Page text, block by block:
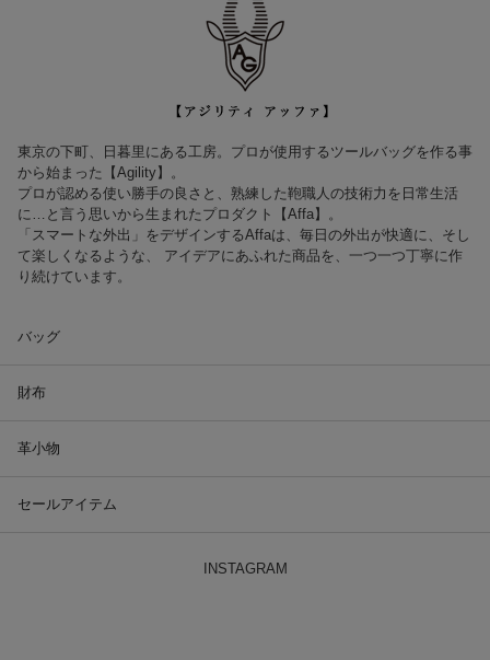
東京の下町、日暮里にある工房。プロが使用するツールバッグを作る事
から始まった【Agility】。
プロが認める使い勝手の良さと、熟練した鞄職人の技術力を日常生活
に…と言う思いから生まれたプロダクト【Affa】。
「スマートな外出」をデザインするAffaは、毎日の外出が快適に、そし
て楽しくなるような、 アイデアにあふれた商品を、一つ一つ丁寧に作
り続けています。
バッグ
財布
革小物
セールアイテム
INSTAGRAM